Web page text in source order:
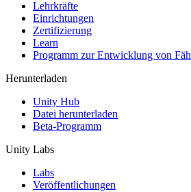
XR-Spiele
XR-Spiele plattformübergreifend starten
Multiplayer-Spiele
Vereinfachte Entwicklung von
Lehrkräfte
Einrichtungen
Zertifizierung
Learn
Programm zur Entwicklung von
Herunterladen
Unity Hub
Datei herunterladen
Beta-Programm
Unity Labs
Labs
Veröffentlichungen